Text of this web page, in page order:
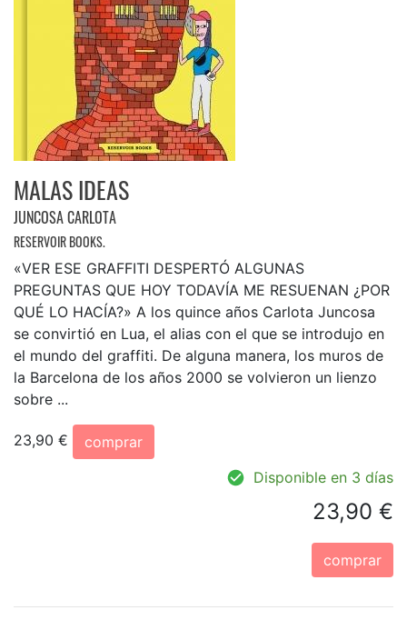
MALAS IDEAS
JUNCOSA CARLOTA
RESERVOIR BOOKS.
«VER ESE GRAFFITI DESPERTÓ ALGUNAS
PREGUNTAS QUE HOY TODAVÍA ME RESUENAN ¿POR
QUÉ LO HACÍA?» A los quince años Carlota Juncosa
se convirtió en Lua, el alias con el que se introdujo en
el mundo del graffiti. De alguna manera, los muros de
la Barcelona de los años 2000 se volvieron un lienzo
sobre ...
23,90 €
comprar
Disponible en 3 días
23,90 €
comprar